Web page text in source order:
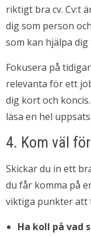
riktigt bra cv. Cv:t
dig som person
som kan hjälpa
Fokusera på
relevanta för ett
dig kort och
läsa en hel uppsats.
4. Kom väl
Skickar du in ett
du får komma på
viktiga punkter att
Ha koll på vad